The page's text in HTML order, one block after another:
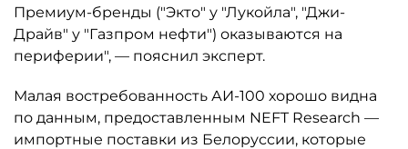
Премиум-бренды ("Экто" у "Лукойла", "Джи-
Драйв" у "Газпром нефти") оказываются на
периферии", — пояснил эксперт.
Малая востребованность АИ-100 хорошо видна
по данным, предоставленным NEFT Research —
импортные поставки из Белоруссии, которые